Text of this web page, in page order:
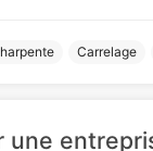
Carrelage
une